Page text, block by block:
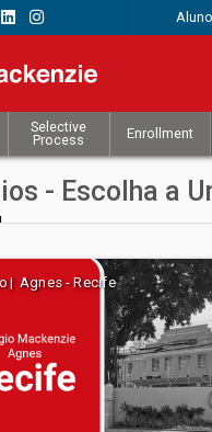
Selective
Process
Enrollment
- Escolha a
| Agnes - Recife